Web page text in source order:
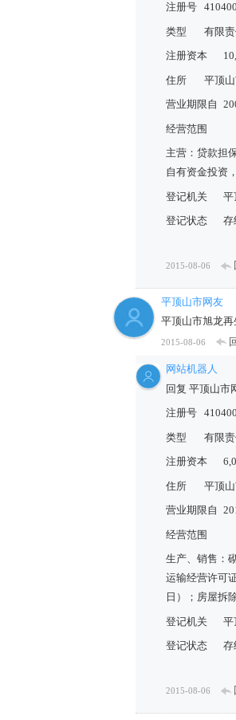
注册号
类型 有限
注册资本
住所 平顶
营业期限自
经营范围
主营：贷款担
自有资金投资
登记机关 平
登记状态 存
2015-08-06
平顶山市网友
平顶山市旭龙再
2015-08-06
网站机器人
回复 平顶山市
注册号
类型 有限
注册资本
住所 平顶
营业期限自
经营范围
生产、销售：
运输经营许可
日）；房屋拆
登记机关 平
登记状态 存
2015-08-06